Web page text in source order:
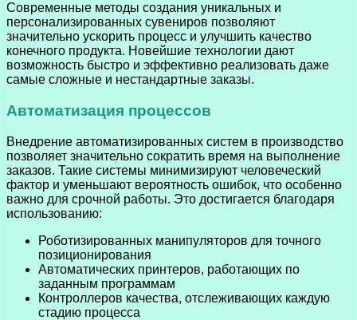
Современные методы создания уникальных и
персонализированных сувениров позволяют
значительно ускорить процесс и улучшить качество
конечного продукта. Новейшие технологии дают
возможность быстро и эффективно реализовать даже
самые сложные и нестандартные заказы.
Автоматизация процессов
Внедрение автоматизированных систем в производство
позволяет значительно сократить время на выполнение
заказов. Такие системы минимизируют человеческий
фактор и уменьшают вероятность ошибок, что особенно
важно для срочной работы. Это достигается благодаря
использованию:
Роботизированных манипуляторов для точного
позиционирования
Автоматических принтеров, работающих по
заданным программам
Контроллеров качества, отслеживающих каждую
стадию процесса